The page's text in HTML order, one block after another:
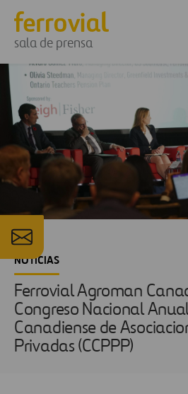
sala de prensa
NOTICIAS
Ferrovial Agroman
Congreso Nacional
Canadiense de
Privadas (CCPPP)